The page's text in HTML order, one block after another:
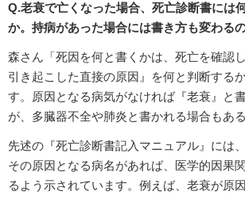
Q.老衰で亡くなった場合、死亡診断書には
か。持病があった場合には書き方も変わる
森さん「死因を何と書くかは、死亡を確認
引き起こした直接の原因』を何と判断する
す。原因となる病気がなければ『老衰』と
が、多臓器不全や肺炎と書かれる場合もある
先述の『死亡診断書記入マニュアル』には
その原因となる病名があれば、医学的因果
るよう示されています。例えば、老衰が原